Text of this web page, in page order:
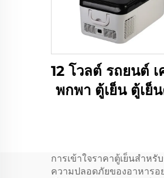
12 โวลต์ รถยนต์
พกพา ตู้เย็น ตู้เย็
การเข้าใจราคาตู้เย็นสำห
ความปลอดภัยของอาหารอ